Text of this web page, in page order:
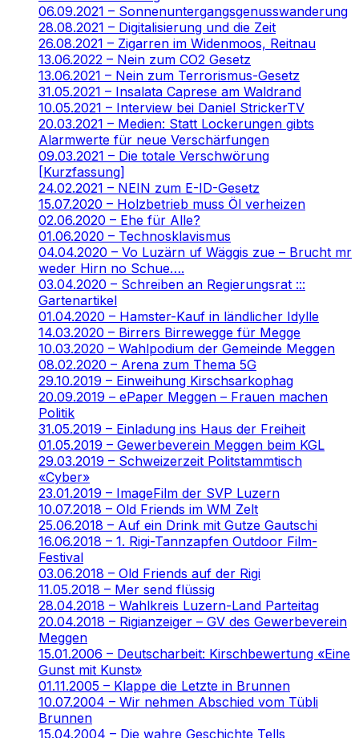
06.09.2021 – Sonnenuntergangsgenusswanderung
28.08.2021 – Digitalisierung und die Zeit
26.08.2021 – Zigarren im Widenmoos, Reitnau
13.06.2022 – Nein zum CO2 Gesetz
13.06.2021 – Nein zum Terrorismus-Gesetz
31.05.2021 – Insalata Caprese am Waldrand
10.05.2021 – Interview bei Daniel StrickerTV
20.03.2021 – Medien: Statt Lockerungen gibts
Alarmwerte für neue Verschärfungen
09.03.2021 – Die totale Verschwörung
[Kurzfassung]
24.02.2021 – NEIN zum E-ID-Gesetz
15.07.2020 – Holzbetrieb muss Öl verheizen
02.06.2020 – Ehe für Alle?
01.06.2020 – Technosklavismus
04.04.2020 – Vo Luzärn uf Wäggis zue – Brucht mr
weder Hirn no Schue….
03.04.2020 – Schreiben an Regierungsrat :::
Gartenartikel
01.04.2020 – Hamster-Kauf in ländlicher Idylle
14.03.2020 – Birrers Birrewegge für Megge
10.03.2020 – Wahlpodium der Gemeinde Meggen
08.02.2020 – Arena zum Thema 5G
29.10.2019 – Einweihung Kirschsarkophag
20.09.2019 – ePaper Meggen – Frauen machen
Politik
31.05.2019 – Einladung ins Haus der Freiheit
01.05.2019 – Gewerbeverein Meggen beim KGL
29.03.2019 – Schweizerzeit Politstammtisch
«Cyber»
23.01.2019 – ImageFilm der SVP Luzern
10.07.2018 – Old Friends im WM Zelt
25.06.2018 – Auf ein Drink mit Gutze Gautschi
16.06.2018 – 1. Rigi-Tannzapfen Outdoor Film-
Festival
03.06.2018 – Old Friends auf der Rigi
11.05.2018 – Mer send flüssig
28.04.2018 – Wahlkreis Luzern-Land Parteitag
20.04.2018 – Rigianzeiger – GV des Gewerbeverein
Meggen
15.01.2006 – Deutscharbeit: Kirschbewertung «Eine
Gunst mit Kunst»
01.11.2005 – Klappe die Letzte in Brunnen
10.07.2004 – Wir nehmen Abschied vom Tübli
Brunnen
15.04.2004 – Die wahre Geschichte Tells